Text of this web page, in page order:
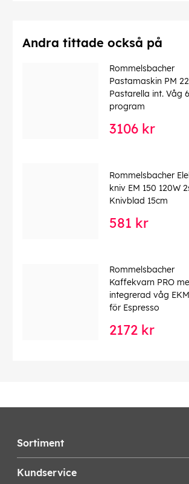
Fyllnadsmängd: 500 ml
Andra tittade också på
Rommelsbacher
Pastamaskin PM
Pastarella int. Våg
program
3106 kr
Rommelsbacher
kniv EM 150 120W
Knivblad 15cm
581 kr
Rommelsbacher
Kaffekvarn PRO
integrerad våg
för Espresso
2172 kr
Sortiment
Kundservice